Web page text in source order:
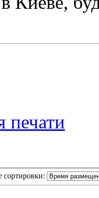
печати
сортировки: